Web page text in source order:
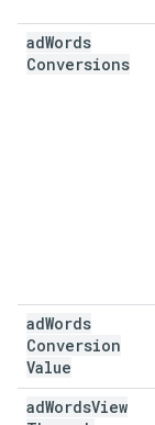
adWords
Conversions
adWords
Conversion
Value
adWordsView